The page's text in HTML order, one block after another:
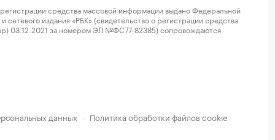
средства массовой информации выдано Федеральной
издания «РБК» (свидетельство о регистрации средства
03.12.2021 за номером ЭЛ №ФС77-82385) сопровождаются
данных · Политика обработки файлов cookie